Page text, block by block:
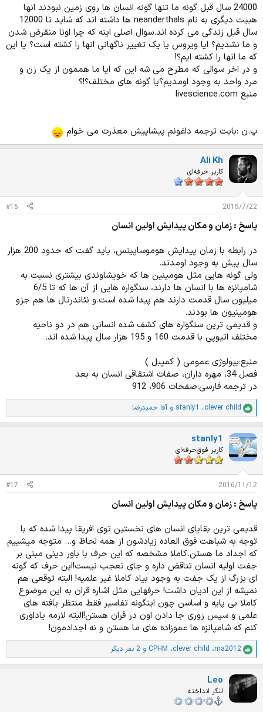
24000 سال قبل گونه ما تنها گونه انسان ها روی زمین نبودند انها
هبیت دیگری به نام neanderthals ها داشته اند که شاید تا 12000
سال قبل زندگی می کرده اند.سوال اصلی اینه که چرا اونا منقرض شدن
و ما نشدیم؟ ایا ویروس یا یک تغییر ناگهانی انها را کشته است؟ یا این
که ما انها را کشته ایم؟!
و در اخر سوالی که مطرح می شه این که ایا ما هممون از یک زن و
مرد واحد به وجود اومدیم؟یا گونه های مختلف؟!؟
منبع livescience.com
پ.ن :بابت ترجمه داغونم پیشاپیش معذرت می خوام
Ali Kh
کاربر حرفه‌ای
2015/7/22
#16
پاسخ : زمان و مکان پیدایش اولین انسان
در رابطه با زمان پیدایش هوموساپینس، باید گفت که حدود 200 هزار
سال پیش به وجود اومدند.
ولی گونه هایی مثل هومینین ها که خویشاوندی بیشتری نسبت به
شامپانزه ها با انسان ها دارند، سنگواره هایی از آن ها که تا 6/5
میلیون سال قدمت دارند هم پیدا شده است.و نئاندرتال ها هم جزو
هومینیون ها بودند.
و قدیمی ترین سنگواره های کشف شده انسانی هم در دو ناحیه
مختلف اتیوپی با قدمت 160 و 195 هزار سال پیدا شده اند.
منبع:بیولوژی عمومی ( کمپبل )
فصل 34، مهره داران، صفات اشتقاقی انسان به بعد
در ترجمه فارسی:صفحات 906، 912
ا
م
ی
ا
ز
ت
clever child، stanly1 و آقا حمیدرضا
stanly1
کاربر فوق‌حرفه‌ای
2016/11/12
#17
پاسخ : زمان و مکان پیدایش اولین انسان
قدیمی ترین بقایای انسان های نخستین توی افریقا پیدا شده که با
توجه به شباهت فوق العاده زیادشون از همه لحاظ و... متوجه میشییم
که اجداد ما هستن.کاملا مشخصه که این حرف با باور دینی مبنی بر
جفت اولیه انسان تناقض داره و جای تعجب نیست!این حرف که گونه
ای بزرگ از یک جفت به وجود بیاد کاملا غیر علمیه! البته توقعی هم
نمیشه از این ادیان داشت! حرفهایی مثل اشاره قران به این موضوع
کاملا بی پایه و اساسن چون اینگونه تفاسیر فقط منتظر یافته های
علمی و سپس زوری جا دادن اون در قران هستن!البته لازمه یاداوری
کنم که شامپانزه ها عموزاده های ما هستن و نه اجدادمون!
ا
م
ی
ز
ma2012، clever child، CPHM و 2 نفر دیگر
Leo
لنگر انداخته